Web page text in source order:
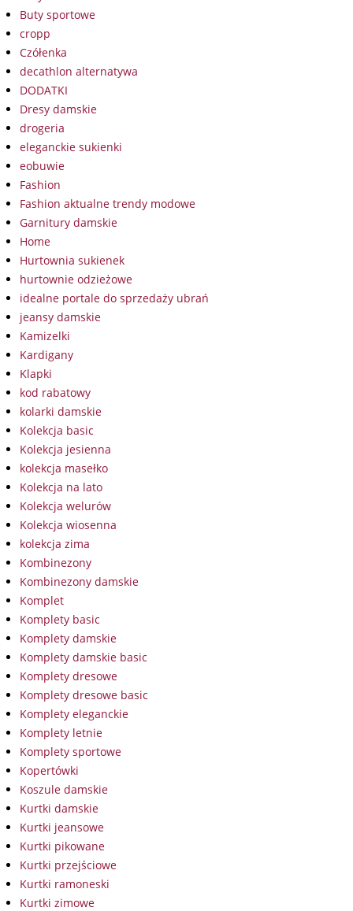
Buty sportowe
cropp
Czółenka
decathlon alternatywa
DODATKI
Dresy damskie
drogeria
eleganckie sukienki
eobuwie
Fashion
Fashion aktualne trendy modowe
Garnitury damskie
Home
Hurtownia sukienek
hurtownie odzieżowe
idealne portale do sprzedaży ubrań
jeansy damskie
Kamizelki
Kardigany
Klapki
kod rabatowy
kolarki damskie
Kolekcja basic
Kolekcja jesienna
kolekcja masełko
Kolekcja na lato
Kolekcja welurów
Kolekcja wiosenna
kolekcja zima
Kombinezony
Kombinezony damskie
Komplet
Komplety basic
Komplety damskie
Komplety damskie basic
Komplety dresowe
Komplety dresowe basic
Komplety eleganckie
Komplety letnie
Komplety sportowe
Kopertówki
Koszule damskie
Kurtki damskie
Kurtki jeansowe
Kurtki pikowane
Kurtki przejściowe
Kurtki ramoneski
Kurtki zimowe